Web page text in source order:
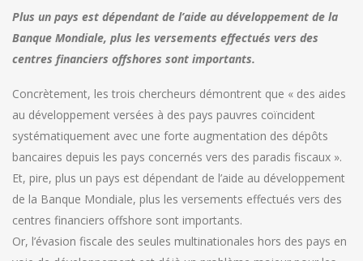
Plus un pays est dépendant de l’aide au développement de la
Banque Mondiale, plus les versements effectués vers des
centres financiers offshores sont importants.
Concrètement, les trois chercheurs démontrent que « des aides
au développement versées à des pays pauvres coïncident
systématiquement avec une forte augmentation des dépôts
bancaires depuis les pays concernés vers des paradis fiscaux ».
Et, pire, plus un pays est dépendant de l’aide au développement
de la Banque Mondiale, plus les versements effectués vers des
centres financiers offshore sont importants.
Or, l’évasion fiscale des seules multinationales hors des pays en